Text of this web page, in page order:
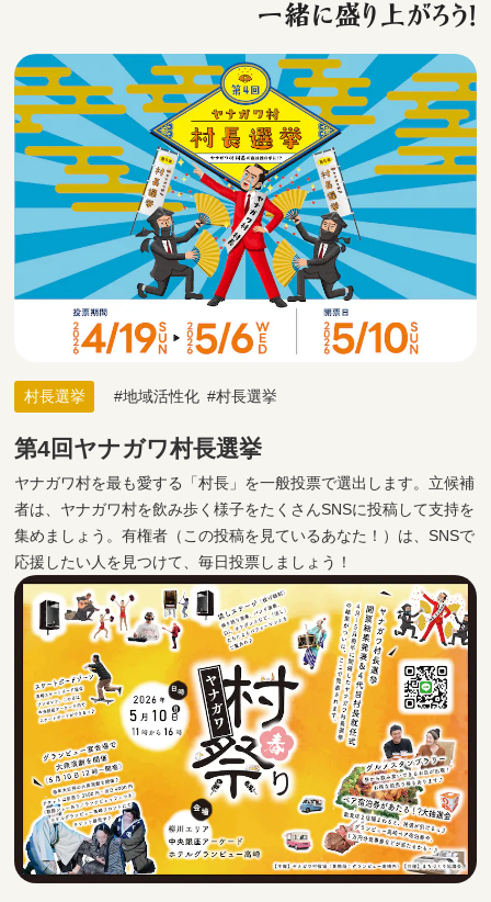
一緒に盛り上がろう！
村長選挙 地域活性化 村長選挙
第4回ヤナガワ村長選挙
ヤナガワ村を最も愛する「村長」を一般投票で選出します。立候補
者は、ヤナガワ村を飲み歩く様子をたくさんSNSに投稿して支持を
集めましょう。有権者（この投稿を見ているあなた！）は、SNSで
応援したい人を見つけて、毎日投票しましょう！